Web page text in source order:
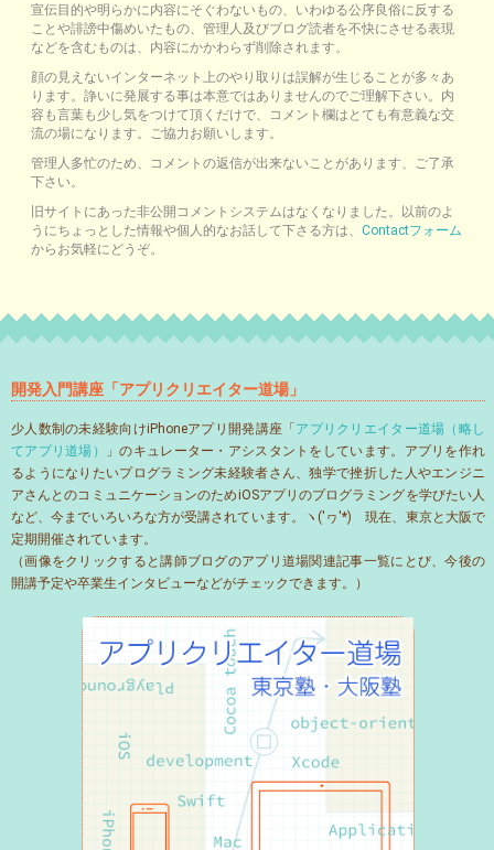
宣伝目的や明らかに内容にそぐわないもの、いわゆる公序良俗に反する
ことや誹謗中傷めいたもの、管理人及びブログ読者を不快にさせる表現
などを含むものは、内容にかかわらず削除されます。
顔の見えないインターネット上のやり取りは誤解が生じることが多々あ
ります。諍いに発展する事は本意ではありませんのでご理解下さい。内
容も言葉も少し気をつけて頂くだけで、コメント欄はとても有意義な交
流の場になります。ご協力お願いします。
管理人多忙のため、コメントの返信が出来ないことがあります、ご了承
下さい。
旧サイトにあった非公開コメントシステムはなくなりました。以前のよ
うにちょっとした情報や個人的なお話して下さる方は、 Contactフォーム
からお気軽にどうぞ。
開発入門講座「アプリクリエイター道場」
少人数制の未経験向けiPhoneアプリ開発講座「アプリクリエイター道場（略し
てアプリ道場）
」のキュレーター・アシスタントをしています。アプリを作れ
るようになりたいプログラミング未経験者さん、独学で挫折した人やエンジニ
アさんとのコミュニケーションのためiOSアプリのプログラミングを学びたい人
など、今までいろいろな方が受講されています。ヽ('ヮ'*)ゝ現在、東京と大阪で
定期開催されています。
（画像をクリックすると講師ブログのアプリ道場関連記事一覧にとび、今後の
開講予定や卒業生インタビューなどがチェックできます。）